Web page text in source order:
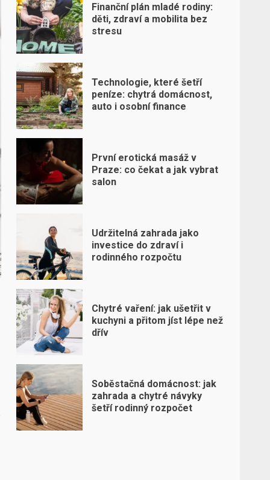
Finanční plán mladé rodiny:
děti, zdraví a mobilita bez
stresu
Technologie, které šetří
peníze: chytrá domácnost,
auto i osobní finance
První erotická masáž v
Praze: co čekat a jak vybrat
salon
Udržitelná zahrada jako
investice do zdraví i
rodinného rozpočtu
Chytré vaření: jak ušetřit v
kuchyni a přitom jíst lépe než
dřív
Soběstačná domácnost: jak
zahrada a chytré návyky
šetří rodinný rozpočet